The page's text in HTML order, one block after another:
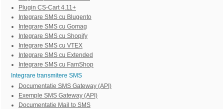
Plugin CS-Cart 4.11+
Integrare SMS cu Blugento
Integrare SMS cu Gomag
Integrare SMS cu Shopify
Integrare SMS cu VTEX
Integrare SMS cu Extended
Integrare SMS cu FamShop
Integrare transmitere SMS
Documentatie SMS Gateway (API)
Exemple SMS Gateway (API)
Documentatie Mail to SMS